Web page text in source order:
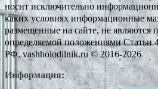
носит исключительно
каких условиях информационные
размещенные на сайте, не являются
определяемой положениями Статьи
РФ. vashholodilnik.ru © 2016-2026
Информация: